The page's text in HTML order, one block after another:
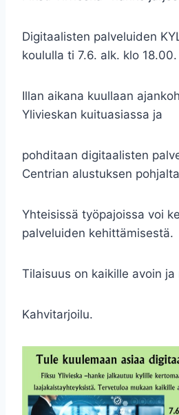
Digitaalisten palveluiden
koululla ti 7.6. alk. klo 18.00.
Illan aikana kuullaan
Ylivieskan kuituasiassa ja
pohditaan digitaalisten
Centrian alustuksen
Yhteisissä työpajoissa voi
palveluiden kehittämisestä.
Tilaisuus on kaikille avoin ja
Kahvitarjoilu.